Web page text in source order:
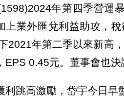
年第四季營運
上業外匯兌利益助攻，稅
2021年第二季以來新高
EPS 0.45元。董事會也決
利跳高激勵，岱宇今日早